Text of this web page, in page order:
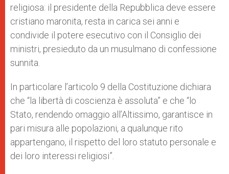
religiosa: il presidente della Repubblica deve essere
cristiano maronita, resta in carica sei anni e
condivide il potere esecutivo con il Consiglio dei
ministri, presieduto da un musulmano di confessione
sunnita.
In particolare l’articolo 9 della Costituzione dichiara
che “la libertà di coscienza è assoluta” e che “lo
Stato, rendendo omaggio all’Altissimo, garantisce in
pari misura alle popolazioni, a qualunque rito
appartengano, il rispetto del loro statuto personale e
dei loro interessi religiosi”.